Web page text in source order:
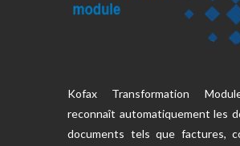
Kofax Transformation
reconnaît automatiquement les
documents tels que factures,